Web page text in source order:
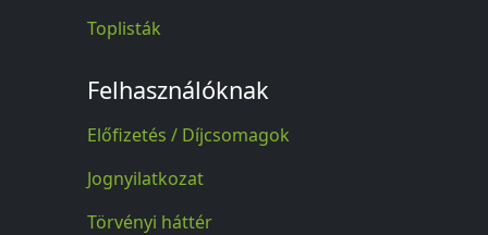
Toplisták
Felhasználóknak
Előfizetés / Díjcsomagok
Jognyilatkozat
Törvényi háttér